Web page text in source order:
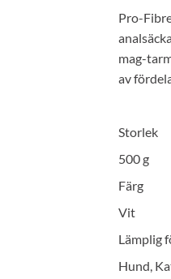
Pro-
mag-
av
Storlek
500 g
Färg
Vit
Lämplig
Hund,